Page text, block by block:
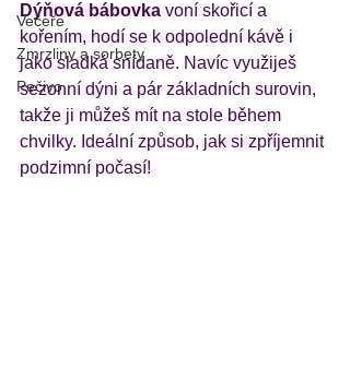
Večeře
Zmrzliny a sorbety
Pečivo
Dýňová bábovka voní skořicí a
kořením, hodí se k odpolední kávě i
jako sladká snídaně. Navíc využiješ
sezonní dýni a pár základních surovin,
takže ji můžeš mít na stole během
chvilky. Ideální způsob, jak si zpříjemnit
podzimní počasí!